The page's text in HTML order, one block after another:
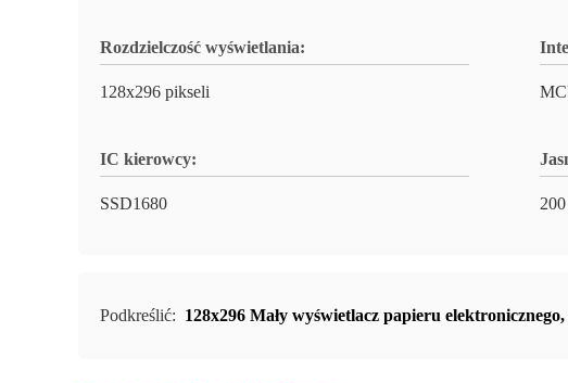
Rozdzielczość wyświetlania:
128x296 pikseli
IC kierowcy:
SSD1680
Podkreślić: 128x296 Mały wyświetlacz papieru elektronicznego,